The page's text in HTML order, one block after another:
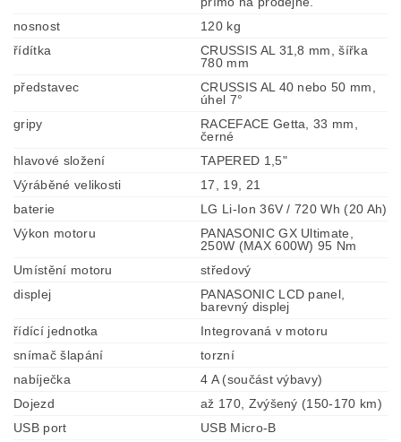
nosnost
120 kg
řídítka
CRUSSIS AL 31,8 mm, šířka
780 mm
představec
CRUSSIS AL 40 nebo 50 mm,
úhel 7°
gripy
RACEFACE Getta, 33 mm,
černé
hlavové složení
TAPERED 1,5"
Výráběné velikosti
17, 19, 21
baterie
LG Li-Ion 36V / 720 Wh (20 Ah)
Výkon motoru
PANASONIC GX Ultimate,
250W (MAX 600W) 95 Nm
Umístění motoru
středový
displej
PANASONIC LCD panel,
barevný displej
řídící jednotka
Integrovaná v motoru
snímač šlapání
torzní
nabíječka
4 A (součást výbavy)
Dojezd
až 170, Zvýšený (150-170 km)
USB port
USB Micro-B